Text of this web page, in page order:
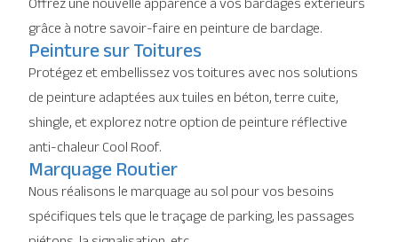
grâce à notre savoir-faire en peinture de bardage.
Peinture sur Toitures
Protégez et embellissez vos toitures avec nos solutions
de peinture adaptées aux tuiles en béton, terre cuite,
shingle, et explorez notre option de peinture réflective
anti-chaleur Cool Roof.
Marquage Routier
Nous réalisons le marquage au sol pour vos besoins
spécifiques tels que le traçage de parking, les passages